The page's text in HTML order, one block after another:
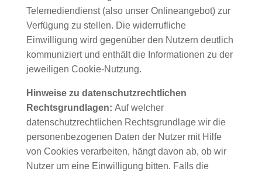
Telemediendienst (also unser Onlineangebot) zur
Verfügung zu stellen. Die widerrufliche
Einwilligung wird gegenüber den Nutzern deutlich
kommuniziert und enthält die Informationen zu der
jeweiligen Cookie-Nutzung.
Hinweise zu datenschutzrechtlichen
Rechtsgrundlagen: Auf welcher
datenschutzrechtlichen Rechtsgrundlage wir die
personenbezogenen Daten der Nutzer mit Hilfe
von Cookies verarbeiten, hängt davon ab, ob wir
Nutzer um eine Einwilligung bitten. Falls die